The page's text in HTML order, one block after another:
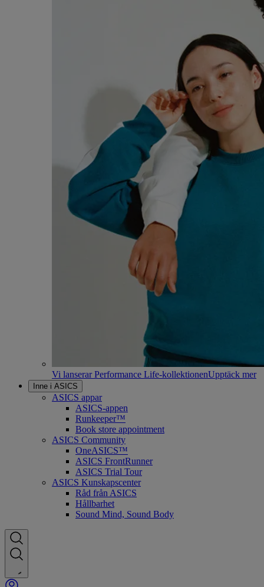
Vi lanserar Performance Life-kollektionenUpptäck mer
Inne i ASICS
ASICS appar
ASICS-appen
Runkeeper™
Book store appointment
ASICS Community
OneASICS™
ASICS FrontRunner
ASICS Trial Tour
ASICS Kunskapscenter
Råd från ASICS
Hållbarhet
Sound Mind, Sound Body